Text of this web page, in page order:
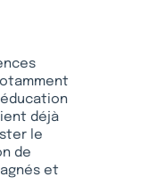
déjà
le
de
et